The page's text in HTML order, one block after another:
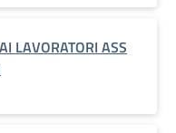
LAVORATORI ASS